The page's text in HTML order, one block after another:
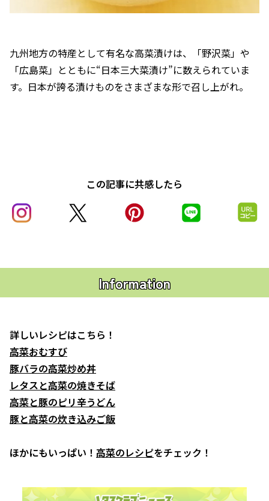
九州地方の特産として有名な高菜漬けは、「野沢菜」や
「広島菜」とともに“日本三大菜漬け”に数えられていま
す。日本が誇る漬けものをさまざまな形で召し上がれ。
この記事に共感したら
Information
詳しいレシピはこちら！
高菜おむすび
豚バラの高菜炒め丼
レタスと高菜の焼きそば
高菜と豚のピリ辛うどん
豚と高菜の炊き込みご飯
ほかにもいっぱい！ 高菜のレシピをチェック！